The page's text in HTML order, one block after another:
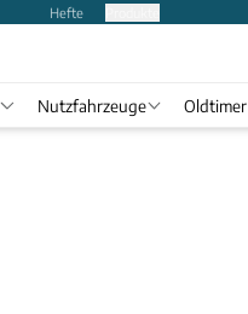
Hefte
Nutzfahrzeuge Oldtimer